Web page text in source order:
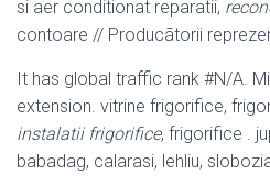
si aer conditionat reparatii,
contoare // Producãtorii
It has global traffic rank #N/A.
extension. vitrine frigorifice,
instalatii frigorifice, frigorifice .
babadag, calarasi, lehliu,